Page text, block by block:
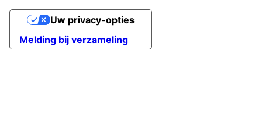
Melding bij verzameling
Uw privacy-opties